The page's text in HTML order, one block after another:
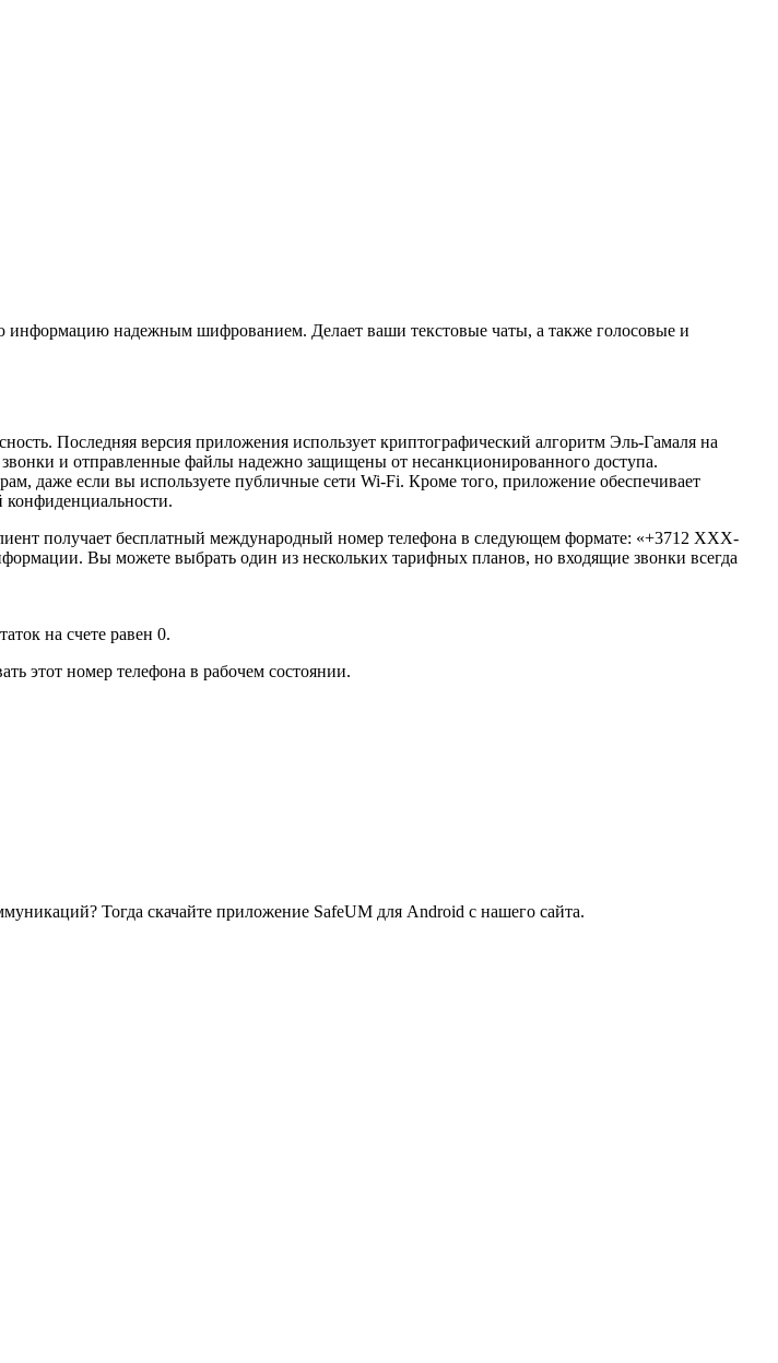
надежным шифрованием. Делает ваши текстовые чаты, а также голосовые и
Последняя версия приложения использует криптографический алгоритм Эль-Гамаля на
и отправленные файлы надежно защищены от несанкционированного доступа.
даже если вы используете публичные сети Wi-Fi. Кроме того, приложение обеспечивает
конфиденциальности.
получает бесплатный международный номер телефона в следующем формате: «+3712 ХХХ-
Вы можете выбрать один из нескольких тарифных планов, но входящие звонки всегда
на счете равен 0.
этот номер телефона в рабочем состоянии.
Тогда скачайте приложение SafeUM для Android с нашего сайта.